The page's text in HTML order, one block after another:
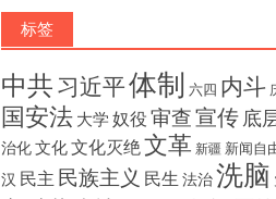
标签
中共习近平体制 六四 内斗
国安法 大学 奴役 审查宣传底
治化文化文化灭绝文革 新疆 新闻自
汉 民主 民族主义 民生 法治洗脑